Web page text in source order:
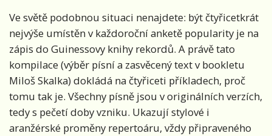
Ve světě podobnou situaci nenajdete: být čtyřicetkrát
nejvýše umístěn v každoroční anketě popularity je na
zápis do Guinessovy knihy rekordů. A právě tato
kompilace (výběr písní a zasvěcený text v bookletu
Miloš Skalka) dokládá na čtyřiceti příkladech, proč
tomu tak je. Všechny písně jsou v originálních verzích,
tedy s pečetí doby vzniku. Ukazují stylové i
aranžérské proměny repertoáru, vždy připraveného